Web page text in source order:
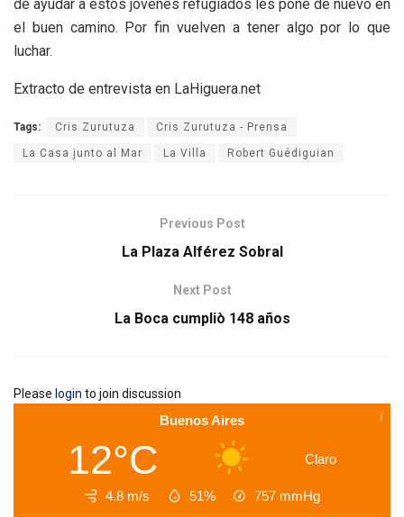
de ayudar a estos jóvenes refugiados les pone de nuevo en
el buen camino. Por fin vuelven a tener algo por lo que
luchar.
Extracto de entrevista en LaHiguera.net
Tags: Cris Zurutuza Cris Zurutuza - Prensa
La Casa junto al Mar La Villa Robert Guédiguian
Previous Post
La Plaza Alférez Sobral
Next Post
La Boca cumpliò 148 años
Please login to join discussion
Buenos Aires
12°C Claro
4.8 m/s 51% 757 mmHg